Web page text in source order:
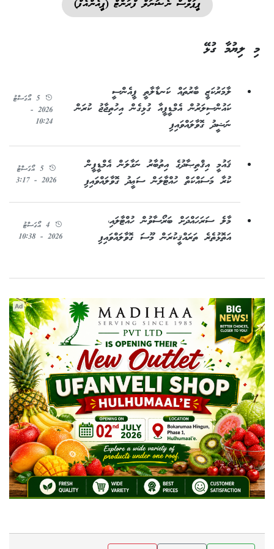
ޕީޕަލްސް ނެޝަނަލް ފްރަންޓް (ޕީއެންއެފް)
މި ލިޔުމާ ގުޅޭ
ލާމަރުކަޒީ ބާރުތައް ކަނޑާލާތީ ޕީއެންސީ
ކައުންސިލަރުން އެމްޑީޕީއާ ގުޅިގެން އިހުތިޖާޖު ކުރަން
ނަޝީދު ގޮވާލައްވައިފި
5 އޯގަސްޓު
2026 -
10:24
ޤައުމީ އިޤްތިޞާދުގެ އިތުބާރު ނަގާލަން އެމްޑީޕީން
ކުރާ މަސައްކަތް ހުއްޓާލަން ސަޢީދު ގޮވާލައްވައިފި
5 އޯގަސްޓު
2026 - 3:17
މާލެ ސަރަހައްދަށް ބަރޯސާވުން ހުއްޓާލައި،
އަތޮޅުތެރެ ތަރައްޤީކުރަން މޫސަ ގޮވާލައްވައިފި
4 އޯގަސްޓު
2026 - 10:38
Ad